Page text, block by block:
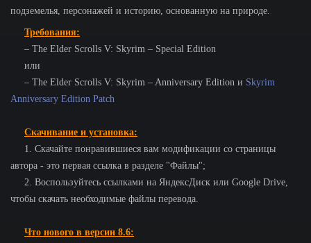
подземелья, персонажей и историю, основанную на природе.
Требования:
– The Elder Scrolls V: Skyrim – Special Edition
или
– The Elder Scrolls V: Skyrim – Anniversary Edition и Skyrim
Anniversary Edition Patch
Скачивание и установка:
1. Скачайте понравившиеся вам модификации со страницы
автора - это первая ссылка в разделе "Файлы";
2. Воспользуйтесь ссылками на ЯндексДиск или Google Drive,
чтобы скачать необходимые файлы перевода.
Что нового в версии 8.6: